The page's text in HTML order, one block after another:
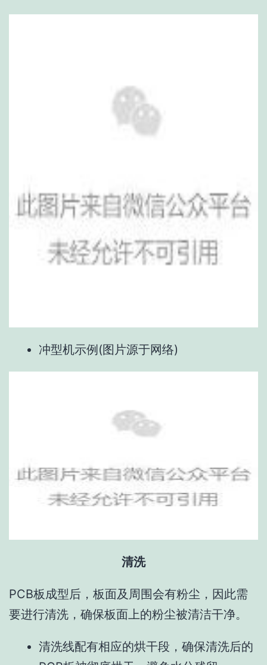
冲型机示例(图片源于网络)
清洗
PCB板成型后，板面及周围会有粉尘，因此需
要进行清洗，确保板面上的粉尘被清洁干净。
清洗线配有相应的烘干段，确保清洗后的